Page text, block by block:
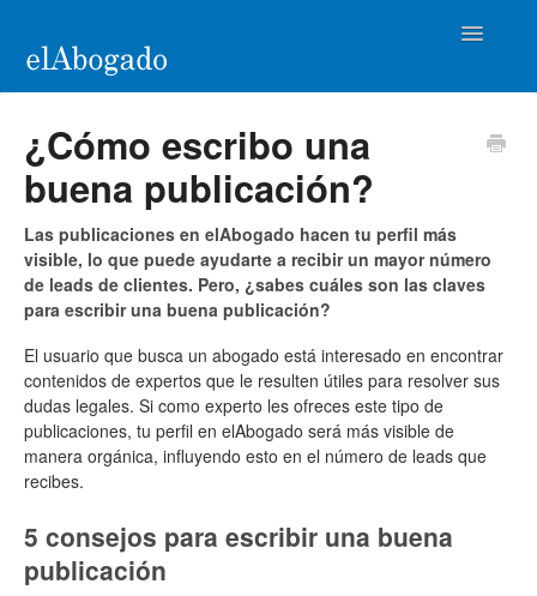
Toggle
Ayuda para Abogados
Casos de éxito
Contacto
¿Cómo escribo una
buena publicación?
Las publicaciones en elAbogado hacen tu perfil más
visible, lo que puede ayudarte a recibir un mayor número
de leads de clientes. Pero, ¿sabes cuáles son las claves
para escribir una buena publicación?
El usuario que busca un abogado está interesado en encontrar
contenidos de expertos que le resulten útiles para resolver sus
dudas legales. Si como experto les ofreces este tipo de
publicaciones, tu perfil en elAbogado será más visible de
manera orgánica, influyendo esto en el número de leads que
recibes.
5 consejos para escribir una buena
publicación